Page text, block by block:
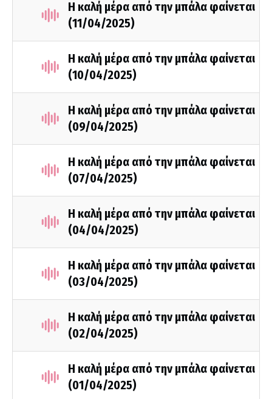
Η καλή μέρα από την μπάλα φαίνεται
(11/04/2025)
Η καλή μέρα από την μπάλα φαίνεται
(10/04/2025)
Η καλή μέρα από την μπάλα φαίνεται
(09/04/2025)
Η καλή μέρα από την μπάλα φαίνεται
(07/04/2025)
Η καλή μέρα από την μπάλα φαίνεται
(04/04/2025)
Η καλή μέρα από την μπάλα φαίνεται
(03/04/2025)
Η καλή μέρα από την μπάλα φαίνεται
(02/04/2025)
Η καλή μέρα από την μπάλα φαίνεται
(01/04/2025)